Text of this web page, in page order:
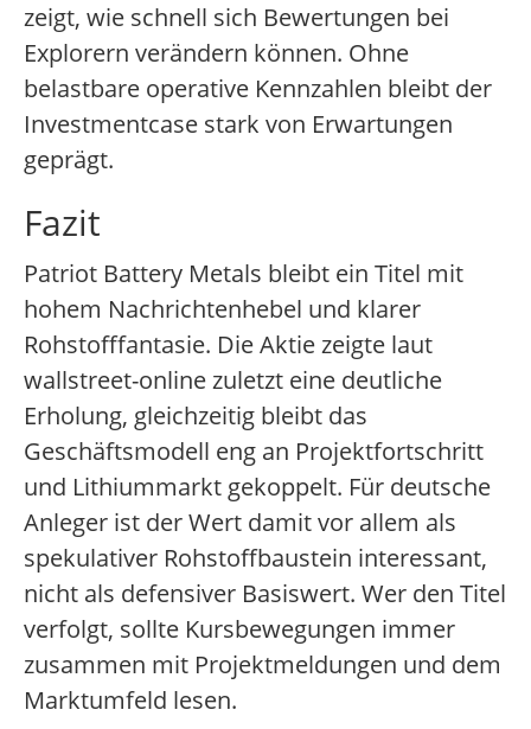
zeigt, wie schnell sich Bewertungen bei
Explorern verändern können. Ohne
belastbare operative Kennzahlen bleibt der
Investmentcase stark von Erwartungen
geprägt.
Fazit
Patriot Battery Metals bleibt ein Titel mit
hohem Nachrichtenhebel und klarer
Rohstofffantasie. Die Aktie zeigte laut
wallstreet-online zuletzt eine deutliche
Erholung, gleichzeitig bleibt das
Geschäftsmodell eng an Projektfortschritt
und Lithiummarkt gekoppelt. Für deutsche
Anleger ist der Wert damit vor allem als
spekulativer Rohstoffbaustein interessant,
nicht als defensiver Basiswert. Wer den Titel
verfolgt, sollte Kursbewegungen immer
zusammen mit Projektmeldungen und dem
Marktumfeld lesen.